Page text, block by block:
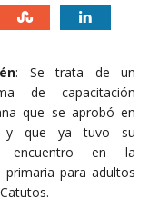
: Se trata de un
de capacitación
que se aprobó en
y que ya tuvo su
encuentro en la
primaria para adultos